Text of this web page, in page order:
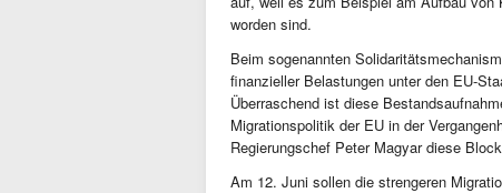
worden sind.
Beim sogenannten
finanzieller Belastungen unter den EU-
Überraschend ist diese
Migrationspolitik der EU in der
Regierungschef Peter Magyar diese
Am 12. Juni sollen die strengeren